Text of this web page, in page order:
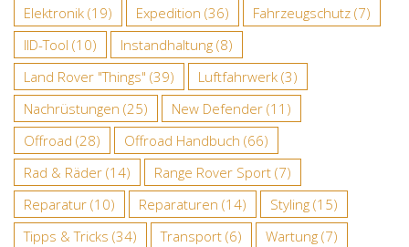
Elektronik (19) Expedition (36) Fahrzeugschutz (7)
IID-Tool (10) Instandhaltung (8)
Land Rover "Things" (39) Luftfahrwerk (3)
Nachrüstungen (25) New Defender (11)
Offroad (28) Offroad Handbuch (66)
Rad & Räder (14) Range Rover Sport (7)
Reparatur (10) Reparaturen (14) Styling (15)
Tipps & Tricks (34) Transport (6) Wartung (7)